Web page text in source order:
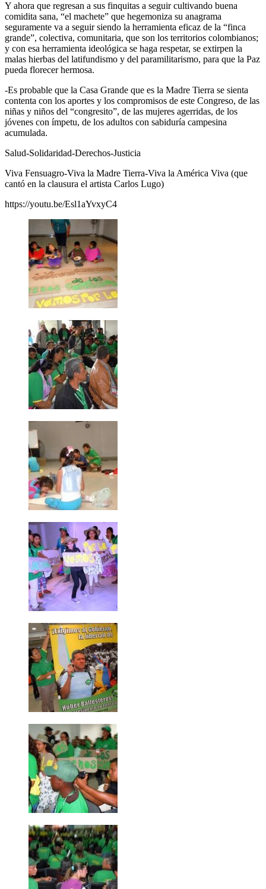
Y ahora que regresan a sus finquitas a seguir cultivando buena
comidita sana, “el machete” que hegemoniza su anagrama
seguramente va a seguir siendo la herramienta eficaz de la “finca
grande”, colectiva, comunitaria, que son los territorios colombianos;
y con esa herramienta ideológica se haga respetar, se extirpen la
malas hierbas del latifundismo y del paramilitarismo, para que la Paz
pueda florecer hermosa.
-Es probable que la Casa Grande que es la Madre Tierra se sienta
contenta con los aportes y los compromisos de este Congreso, de las
niñas y niños del “congresito”, de las mujeres agerridas, de los
jóvenes con ímpetu, de los adultos con sabiduría campesina
acumulada.
Salud-Solidaridad-Derechos-Justicia
Viva Fensuagro-Viva la Madre Tierra-Viva la América Viva (que
cantó en la clausura el artista Carlos Lugo)
https://youtu.be/Esl1aYvxyC4